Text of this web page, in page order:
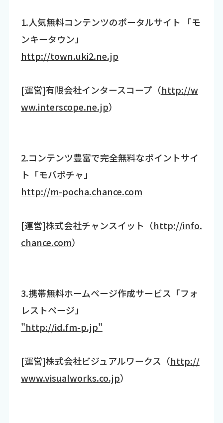
1.人気無料コンテンツのポータルサイト 「モ
ンキータウン」
http://town.uki2.ne.jp
[運営]有限会社インタースコープ（http://w
ww.interscope.ne.jp）
2.コンテンツ豊富で完全無料なポイントサイ
ト「モバポチャ」
http://m-pocha.chance.com
[運営]株式会社チャンスイット（http://info.
chance.com）
3.携帯無料ホームページ作成サービス「フォ
レストページ」
"http://id.fm-p.jp"
[運営]株式会社ビジュアルワークス（http://
www.visualworks.co.jp）